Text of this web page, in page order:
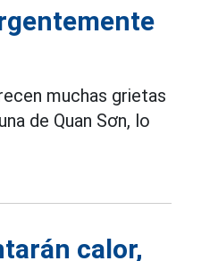
muchas grietas
de Quan Sơn, lo
calor,